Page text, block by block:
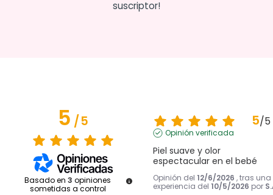
suscriptor!
5/5
Basado en 3 opiniones
sometidas a control
5/5
Opinión verificada
Piel suave y olor
espectacular en el bebé
Opinión del 12/6/2026 , tras una
experiencia del 10/5/2026 por